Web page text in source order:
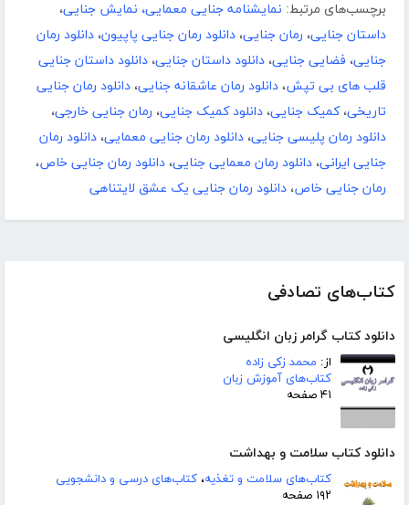
کتاب‌های تصادفی
دانلود کتاب گرامر زبان انگلیسی
از: محمد زکی زاده
کتاب‌های آموزش زبان
۴۱ صفحه
دانلود کتاب سلامت و بهداشت
کتاب‌های سلامت و تغذیه، کتاب‌های درسی و دانشجویی
۱۹۲ صفحه
برچسب‌های مرتبط: نمایشنامه جنایی معمایی، نمایش جنایی،
داستان جنایی، رمان جنایی، دانلود رمان جنایی پاپیون، دانلود رمان
جنایی، فضایی جنایی، دانلود داستان جنایی، دانلود داستان جنایی
قلب های بی تپش، دانلود رمان عاشقانه جنایی، دانلود رمان جنایی
تاریخی،کمیک جنایی، دانلود کمیک جنایی، رمان جنایی خارجی،
دانلود رمان پلیسی جنایی، دانلود رمان جنایی معمایی، دانلود رمان
جنایی ایرانی، دانلود رمان معمایی جنایی، دانلود رمان جنایی خاص،
رمان جنایی خاص، دانلود رمان جنایی یک عشق لایتناهی